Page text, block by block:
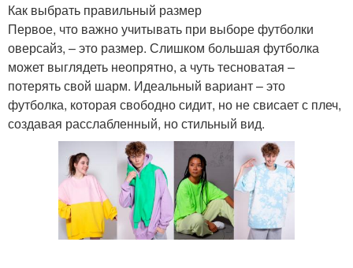
Как выбрать правильный размер
Первое, что важно учитывать при выборе футболки
оверсайз, – это размер. Слишком большая футболка
может выглядеть неопрятно, а чуть тесноватая –
потерять свой шарм. Идеальный вариант – это
футболка, которая свободно сидит, но не свисает с плеч,
создавая расслабленный, но стильный вид.